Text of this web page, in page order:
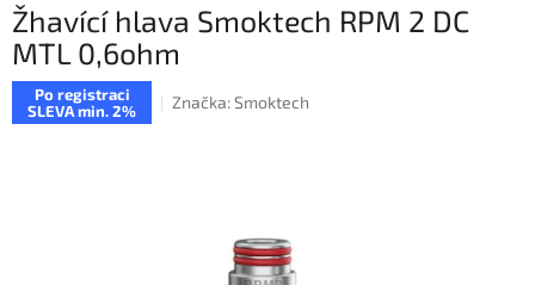
Žhavící hlava Smoktech RPM 2 DC
MTL 0,6ohm
Po registraci
SLEVA min. 2%
Značka:Smoktech